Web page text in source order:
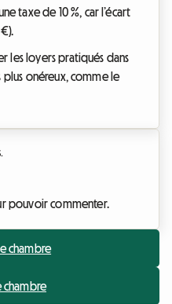
taxe de 10 %, car l’écart
les loyers pratiqués dans
plus onéreux, comme le
pouvoir commenter.
chambre
chambre